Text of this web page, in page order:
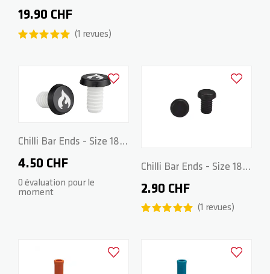
170mm - Grey
19.90 CHF
1 revues
Chilli Bar Ends - Size 18 -
Black/White
4.50 CHF
0 évaluation pour le
moment
Ajouter à la liste d'achats
Chilli Bar Ends - Size 18 -
Black
2.90 CHF
1 revues
Ajouter à
Ajouter à la liste d'achats Ajouter à